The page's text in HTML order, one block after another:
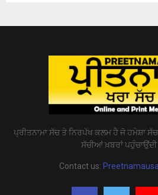
ਪ੍ਰੀਤਨਾਮਾ ਸੱਚ ਤੇ ਨਿਰਪੱਖ ਕਲਮ ਹੈ ਜੋ ਹਮੇਸ਼ਾ
ਸੱਚੀਆਂ ਖ਼ਬਰਾਂ ਪਹੁੰਚਾਉਂਦੀ
Contact us: